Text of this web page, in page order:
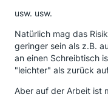
usw. usw.
Natürlich mag das
geringer sein als z.B.
an einen Schreibtisch
"leichter" als zurück
Aber auf der Arbeit ist